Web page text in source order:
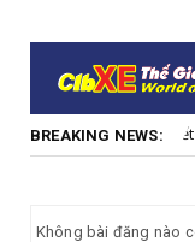
BREAKING NEWS:
kiệm cho xe của bạn
Không bài đăng nào